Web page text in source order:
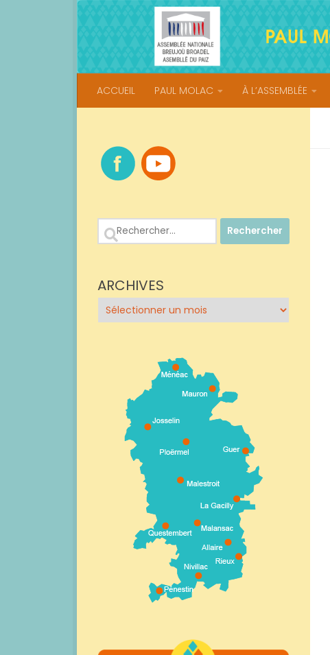
Skip to content
ACCUEIL PAUL MOLAC À L’ASSEMBLÉE
Rechercher :
ARCHIVES
Archives